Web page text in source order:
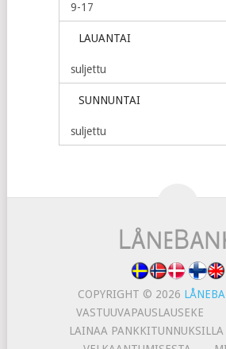
9-17
LAUANTAI
suljettu
SUNNUNTAI
suljettu
COPYRIGHT © 2026
VASTUUVAPAUSLAUSEKE
LAINAA PANKKITUNNUKSILLA